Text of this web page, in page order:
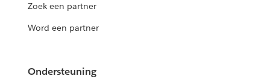
Zoek een partner
Word een partner
Ondersteuning